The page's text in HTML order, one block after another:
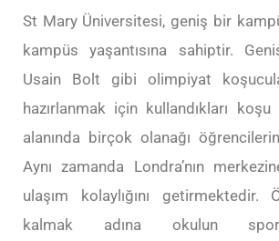
St Mary Üniversitesi, geniş bir
kampüs yaşantısına sahiptir.
Usain Bolt gibi olimpiyat
hazırlanmak için kullandıkları
alanında birçok olanağı
Aynı zamanda Londra’nın
ulaşım kolaylığını getirmektedir.
kalmak adına okulun spor